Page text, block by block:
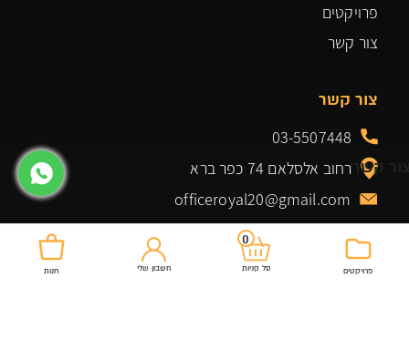
קשר
פרויקטים
צור קשר
צור קשר
03-5507448
רחוב אלסלאם 74 כפר ברא
officeroyal20@gmail.com
פרויקטים
0
סל קניות חשבון שלי חנות